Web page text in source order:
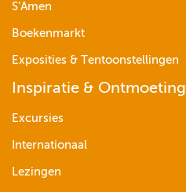
S’Amen
Boekenmarkt
Exposities & Tentoonstellingen
Inspiratie & Ontmoeting
Excursies
Internationaal
Lezingen